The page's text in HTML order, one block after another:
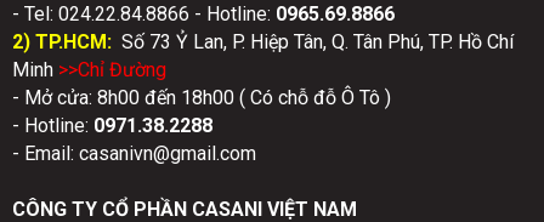
- Tel: 024.22.84.8866 - Hotline: 0965.69.8866
2) TP.HCM: Số 73 Ỷ Lan, P. Hiệp Tân, Q. Tân Phú, TP. Hồ Chí
Minh >>Chỉ Đường
- Mở cửa: 8h00 đến 18h00 ( Có chỗ đỗ Ô Tô )
- Hotline: 0971.38.2288
- Email: casanivn@gmail.com
CÔNG TY CỔ PHẦN CASANI VIỆT NAM